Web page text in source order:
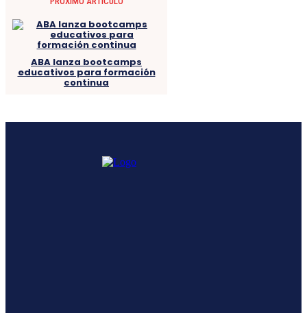
ABA lanza bootcamps
educativos para formación
continua